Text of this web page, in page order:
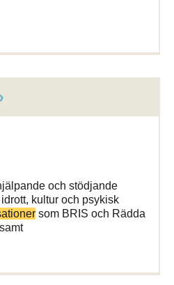
och stödjande
kultur och psykisk
som BRIS och Rädda